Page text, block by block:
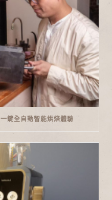
鍵全自動智能烘焙體驗